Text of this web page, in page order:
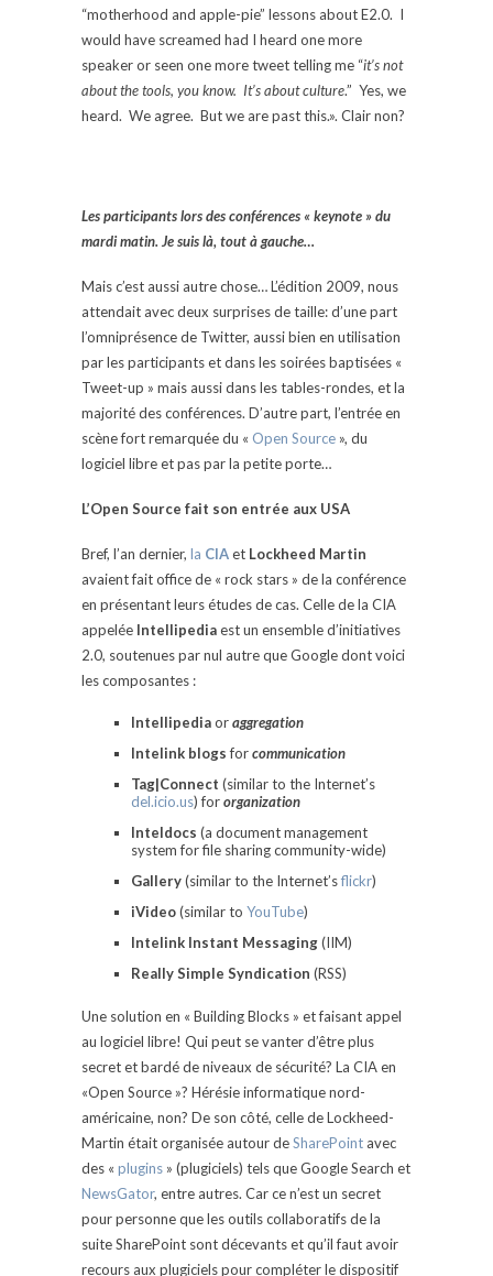
“motherhood and apple-pie” lessons about E2.0. I
would have screamed had I heard one more
speaker or seen one more tweet telling me “it’s not
about the tools, you know. It’s about culture.” Yes, we
heard. We agree. But we are past this.». Clair non?
Les participants lors des conférences « keynote » du
mardi matin. Je suis là, tout à gauche…
Mais c’est aussi autre chose… L’édition 2009, nous
attendait avec deux surprises de taille: d’une part
l’omniprésence de Twitter, aussi bien en utilisation
par les participants et dans les soirées baptisées «
Tweet-up » mais aussi dans les tables-rondes, et la
majorité des conférences. D’autre part, l’entrée en
scène fort remarquée du « Open Source », du
logiciel libre et pas par la petite porte…
L’Open Source fait son entrée aux USA
Bref, l’an dernier, la CIAet Lockheed Martin
avaient fait office de « rock stars » de la conférence
en présentant leurs études de cas. Celle de la CIA
appelée Intellipediaest un ensemble d’initiatives
2.0, soutenues par nul autre que Google dont voici
les composantes :
Intellipediaoraggregation
Intelink blogsforcommunication
Tag|Connect (similar to the Internet’s
del.icio.us) fororganization
Inteldocs (a document management
system for file sharing community-wide)
Gallery(similar to the Internet’sflickr)
iVideo(similar to YouTube)
Intelink Instant Messaging(IIM)
Really Simple Syndication (RSS)
Une solution en « Building Blocks » et faisant appel
au logiciel libre! Qui peut se vanter d’être plus
secret et bardé de niveaux de sécurité? La CIA en
«Open Source »? Hérésie informatique nord-
américaine, non? De son côté, celle de Lockheed-
Martin était organisée autour deSharePoint avec
des « plugins » (plugiciels) tels que Google Search et
NewsGator, entre autres. Car ce n’est un secret
pour personne que les outils collaboratifs de la
suite SharePoint sont décevants et qu’il faut avoir
recours aux plugiciels pour compléter le dispositif